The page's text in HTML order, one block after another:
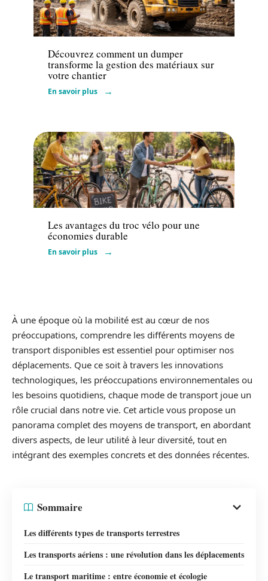
Actu
Découvrez comment un dumper
transforme la gestion des matériaux sur
votre chantier
En savoir plus
Actu
Les avantages du troc vélo pour une
économies durable
En savoir plus
À une époque où la mobilité est au cœur de nos
préoccupations, comprendre les différents moyens de
transport disponibles est essentiel pour optimiser nos
déplacements. Que ce soit à travers les innovations
technologiques, les préoccupations environnementales ou
les besoins quotidiens, chaque mode de transport joue un
rôle crucial dans notre vie. Cet article vous propose un
panorama complet des moyens de transport, en abordant
divers aspects, de leur utilité à leur diversité, tout en
intégrant des exemples concrets et des données récentes.
Sommaire
Les différents types de transports terrestres
Les transports aériens : une révolution dans les déplacements
Le transport maritime : entre économie et écologie